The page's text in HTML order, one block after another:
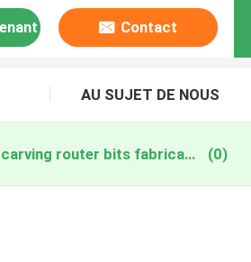
Contact
AU SUJET DE NOUS
tct cove wood carving router bits fabrication en ligne (0)